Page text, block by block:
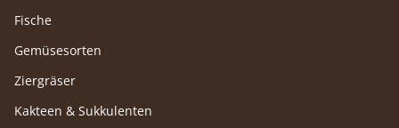
Fische
Gemüsesorten
Ziergräser
Kakteen & Sukkulenten